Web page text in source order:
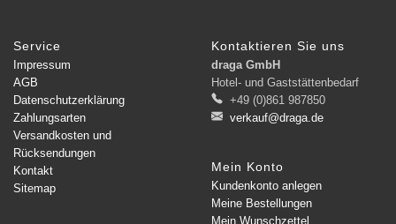
Service
Impressum
AGB
Datenschutzerklärung
Zahlungsarten
Versandkosten und
Rücksendungen
Kontakt
Sitemap
Kontaktieren Sie uns
draga GmbH
Hotel- und Gaststättenbedarf
+49 (0)861 987850
verkauf@draga.de
Mein Konto
Kundenkonto anlegen
Meine Bestellungen
Mein Wunschzettel